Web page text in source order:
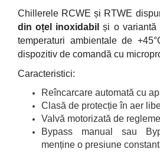
Chillerele RCWE și RTWE d
din oțel inoxidabil și o variantă
temperaturi ambientale de
dispozitiv de comandă cu
Caracteristici:
Reîncarcare automată cu
Clasă de protecție în aer
Valvă motorizată de
Bypass manual sau
menține o presiune